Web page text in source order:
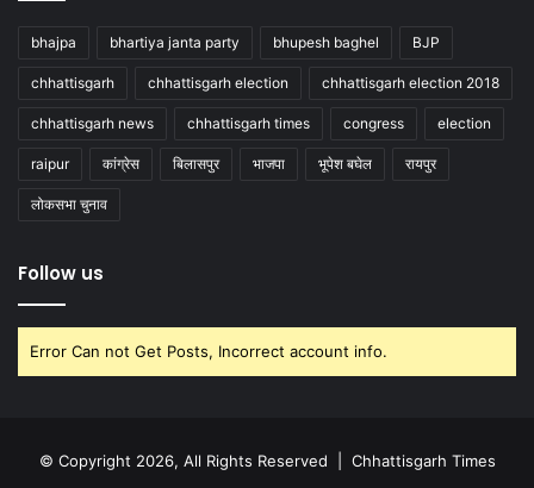
bhajpa bhartiya janta party bhupesh baghel BJP
chhattisgarh chhattisgarh election chhattisgarh election 2018
chhattisgarh news chhattisgarh times congress election
raipur कांग्रेस बिलासपुर भाजपा भूपेश बघेल रायपुर
लोकसभा चुनाव
Follow us
Error Can not Get Posts, Incorrect account info.
© Copyright 2026, All Rights Reserved | Chhattisgarh Times